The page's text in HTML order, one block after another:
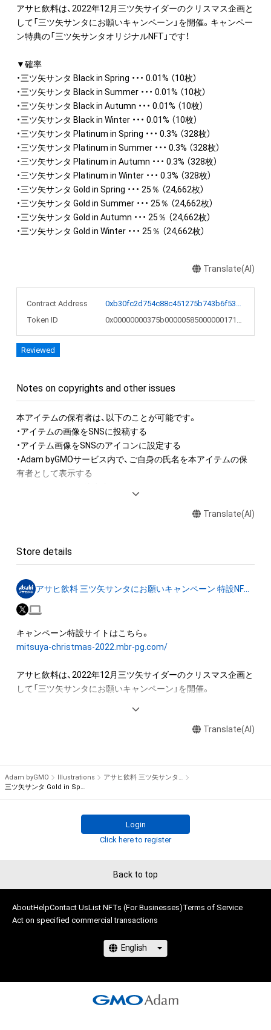
アサヒ飲料は、2022年12月三ツ矢サイダーのクリスマス企画と
して「三ツ矢サンタにお願いキャンペーン」を開催。キャンペー
ン特典の「三ツ矢サンタオリジナルNFT」です！
▼確率
・三ツ矢サンタ Black in Spring ・・・ 0.01% （10枚）
・三ツ矢サンタ Black in Summer ・・・ 0.01% （10枚）
・三ツ矢サンタ Black in Autumn ・・・ 0.01% （10枚）
・三ツ矢サンタ Black in Winter ・・・ 0.01% （10枚）
・三ツ矢サンタ Platinum in Spring ・・・ 0.3% （328枚）
・三ツ矢サンタ Platinum in Summer ・・・ 0.3% （328枚）
・三ツ矢サンタ Platinum in Autumn ・・・ 0.3% （328枚）
・三ツ矢サンタ Platinum in Winter ・・・ 0.3% （328枚）
・三ツ矢サンタ Gold in Spring ・・・ 25％ （24,662枚）
・三ツ矢サンタ Gold in Summer ・・・ 25％ （24,662枚）
・三ツ矢サンタ Gold in Autumn ・・・ 25％ （24,662枚）
・三ツ矢サンタ Gold in Winter ・・・ 25％ （24,662枚）
Translate(AI)
Contract Address
0xb30fc2d754c88c451275b743b6f530f19f643683
Token ID
0x00000000375b00000585000000171572
Reviewed
Notes on copyrights and other issues
本アイテムの保有者は、以下のことが可能です。
・アイテムの画像をSNSに投稿する
・アイテム画像をSNSのアイコンに設定する
・Adam byGMOサービス内で、ご自身の氏名を本アイテムの保
有者として表示する
ロゴ等を含みますがこれらに限られません。) にかかる知的財
を出願する権利を含みます。) を意味します。) は、本アイテム
を受けている者によって保護されています。
そのため、本アイテムを保有していたとしても、本アイテムに関
する創作物にかかる知的財産権を有することを意味しません。
・本アイテムの著作権を有する方、著作隣接権の権利者またはそ
の管理委託を受けている者からの事前の同 意なしに、上記の
「本アイテムの保有者が有する権利」の範囲を超えた行為、知的
財産権を侵害するおそれのある行為(改変、公開、配布、逆コンパ
イル、リバースエンジニアリングを含みますが、これに限定され
ません。) を行うことはできません。
・本アイテムに関する創作物の利用については、公序良俗や法令
に反する利用またはその恐れのある利用など、作成者が不適切
Translate(AI)
Store details
アサヒ飲料 三ツ矢サンタにお願いキャンペーン 特設NFTストア
mitsuya-christmas-2022.mbr-pg.com/
アサヒ飲料は、2022年12月三ツ矢サイダーのクリスマス企画と
して「三ツ矢サンタにお願いキャンペーン」を開催。
かさ」「すがすがしさ」「透明感」で、みなさまにワクワクを届け
当企画では、そんな思いを込めて、三ツ矢サンタがクリスマスを
Translate(AI)
Adam byGMO Illustrations
アサヒ飲料 三ツ矢サンタにお願いキャンペーン 特設NFTストア
三ツ矢サンタ Gold in Spring
Login
Click here to register
Back to top
AboutHelpContact UsList NFTs (For Businesses)Terms of Service
Act on specified commercial transactions